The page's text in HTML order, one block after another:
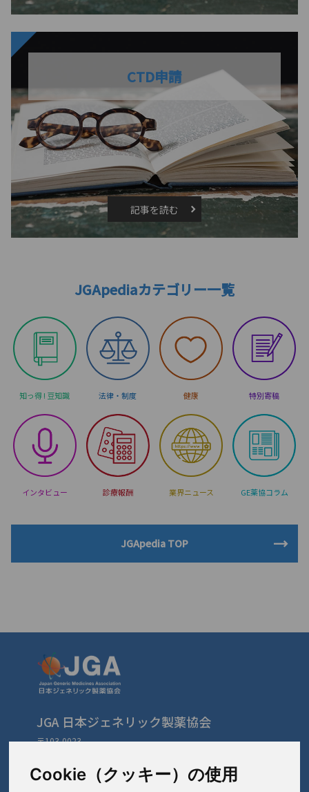
Cookie（クッキー）の使用
CTD申請
記事を読む
JGApediaカテゴリー一覧
知っ得 ! 豆知識 法律・制度 健康 特別寄稿
インタビュー 診療報酬 業界ニュース GE薬協コラム
JGApedia TOP
JGA 日本ジェネリック製薬協会
〒103-0023
TEL: 03-3279-1890 / FAX: 03-3241-2978